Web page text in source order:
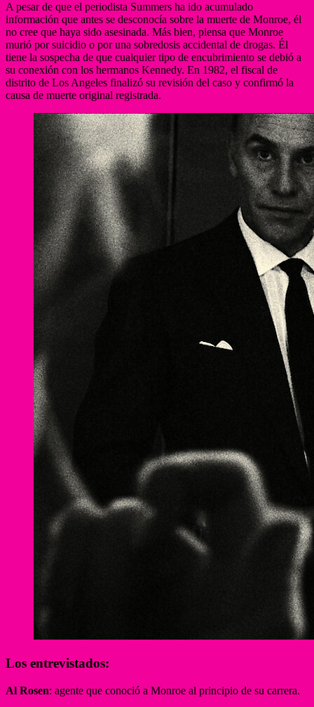
A pesar de que el periodista Summers ha ido acumulado
información que antes se desconocía sobre la muerte de Monroe, él
no cree que haya sido asesinada. Más bien, piensa que Monroe
murió por suicidio o por una sobredosis accidental de drogas. Él
tiene la sospecha de que cualquier tipo de encubrimiento se debió a
su conexión con los hermanos Kennedy. En 1982, el fiscal de
distrito de Los Angeles finalizó su revisión del caso y confirmó la
causa de muerte original registrada.
Los entrevistados:
Al Rosen: agente que conoció a Monroe al principio de su carrera.